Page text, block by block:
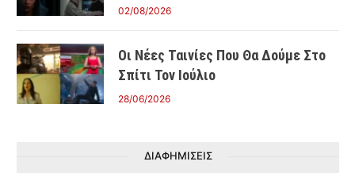
02/08/2026
Οι Νέες Ταινίες Που Θα Δούμε Στο
Σπίτι Τον Ιούλιο
28/06/2026
ΔΙΑΦΗΜΙΣΕΙΣ